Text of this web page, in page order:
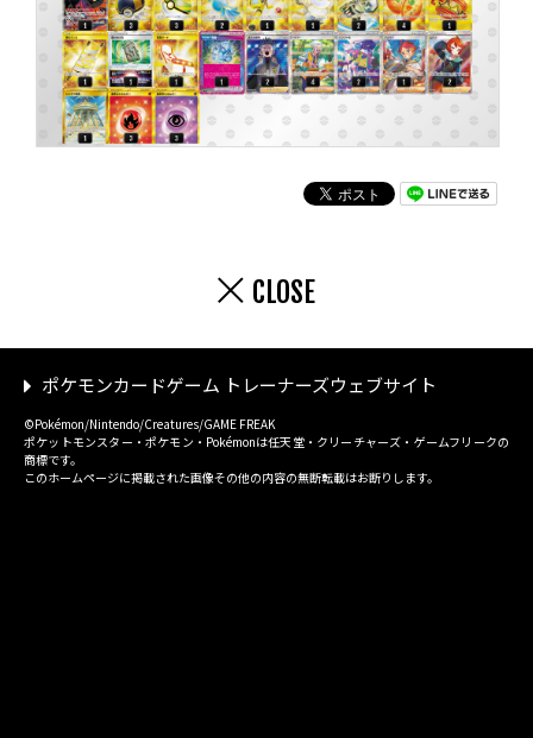
CLOSE
ポケモンカードゲーム トレーナーズウェブサイト
©Pokémon/Nintendo/Creatures/GAME FREAK
ポケットモンスター・ポケモン・Pokémonは任天堂・クリーチャーズ・ゲームフリークの
商標です。
このホームページに掲載された画像その他の内容の無断転載はお断りします。